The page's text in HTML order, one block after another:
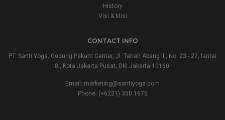
History
Visi & Misi
CONTACT INFO
PT. Santi Yoga, Gedung Pakarti Center, Jl. Tanah Abang III, No. 23 - 27, lantai
8., Kota Jakarta Pusat, DKI Jakarta 10160.
Email: marketing@santiyoga.com
Phone: (+6221) 350 1675